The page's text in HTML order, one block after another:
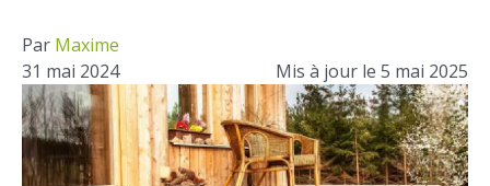
TROUVER SON FOURNISSEUR
BLOG
ESPACE PRO
Par Maxime
31 mai 2024
Mis à jour le 5 mai 2025